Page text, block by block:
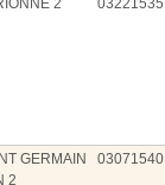
2
03221535
GERMAIN
2
03071540